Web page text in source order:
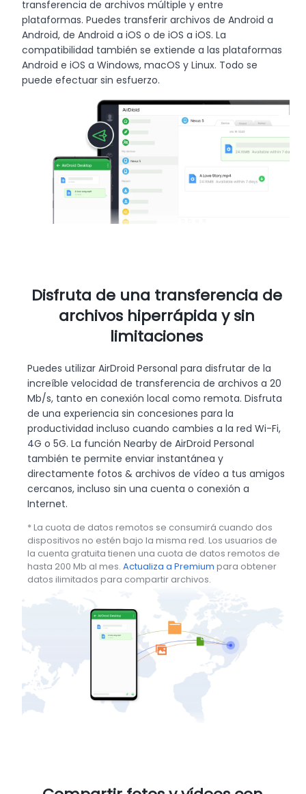
transferencia de archivos múltiple y entre
plataformas. Puedes transferir archivos de Android a
Android, de Android a iOS o de iOS a iOS. La
compatibilidad también se extiende a las plataformas
Android e iOS a Windows, macOS y Linux. Todo se
puede efectuar sin esfuerzo.
Disfruta de una transferencia de
archivos hiperrápida y sin
limitaciones
Puedes utilizar AirDroid Personal para disfrutar de la
increíble velocidad de transferencia de archivos a 20
Mb/s, tanto en conexión local como remota. Disfruta
de una experiencia sin concesiones para la
productividad incluso cuando cambies a la red Wi-Fi,
4G o 5G. La función Nearby de AirDroid Personal
también te permite enviar instantánea y
directamente fotos & archivos de vídeo a tus amigos
cercanos, incluso sin una cuenta o conexión a
Internet.
* La cuota de datos remotos se consumirá cuando dos
dispositivos no estén bajo la misma red. Los usuarios de
la cuenta gratuita tienen una cuota de datos remotos de
hasta 200 Mb al mes.Actualiza a Premium para obtener
datos ilimitados para compartir archivos.